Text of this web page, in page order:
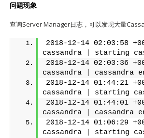
问题现象
查询Server Manager日志，可以发现大量
2018-12-14 02:03:58
cassandra | starting
2018-12-14 02:03:36
cassandra | cassandra
2018-12-14 01:44:21
cassandra | starting
2018-12-14 01:44:01
cassandra | cassandra
2018-12-14 01:06:29
cassandra | starting